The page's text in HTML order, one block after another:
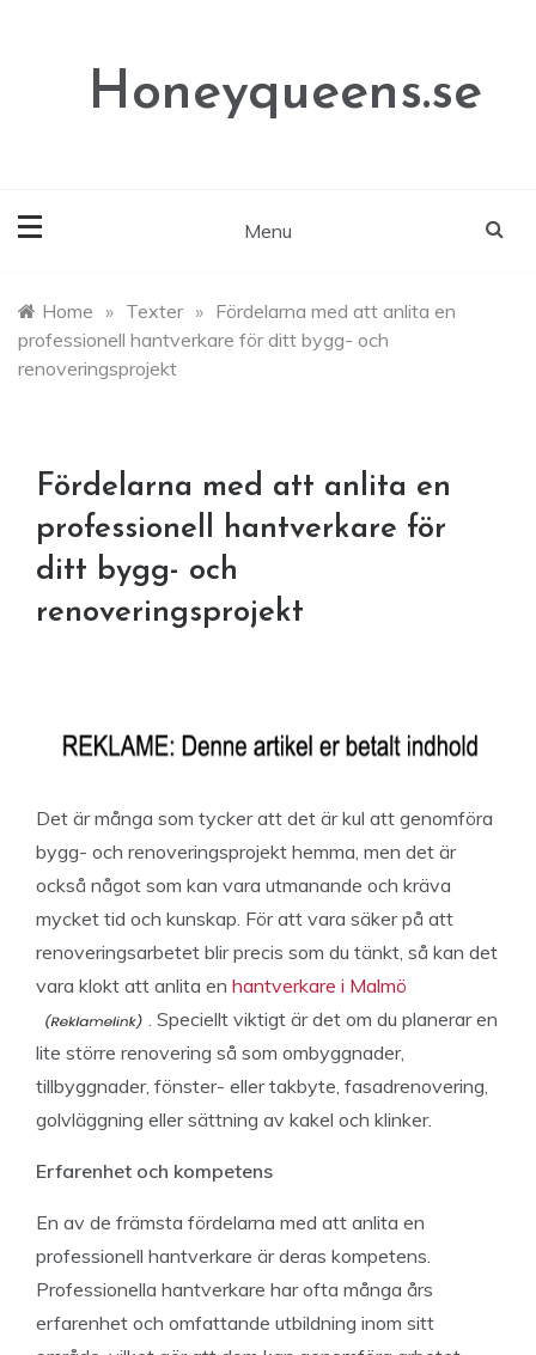
Honeyqueens.se
Menu
Home » Texter » Fördelarna med att anlita en
professionell hantverkare för ditt bygg- och
renoveringsprojekt
Fördelarna med att anlita en
professionell hantverkare för
ditt bygg- och
renoveringsprojekt
Det är många som tycker att det är kul att genomföra
bygg- och renoveringsprojekt hemma, men det är
också något som kan vara utmanande och kräva
mycket tid och kunskap. För att vara säker på att
renoveringsarbetet blir precis som du tänkt, så kan det
vara klokt att anlita en hantverkare i Malmö
. Speciellt viktigt är det om du planerar en
lite större renovering så som ombyggnader,
tillbyggnader, fönster- eller takbyte, fasadrenovering,
golvläggning eller sättning av kakel och klinker.
Erfarenhet och kompetens
En av de främsta fördelarna med att anlita en
professionell hantverkare är deras kompetens.
Professionella hantverkare har ofta många års
erfarenhet och omfattande utbildning inom sitt